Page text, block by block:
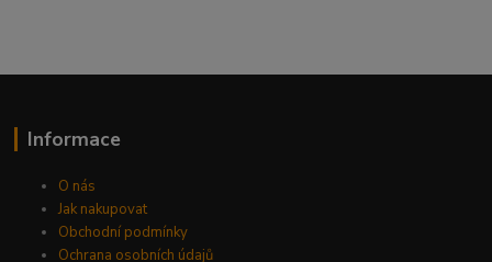
Informace
O nás
Jak nakupovat
Obchodní podmínky
Ochrana osobních údajů